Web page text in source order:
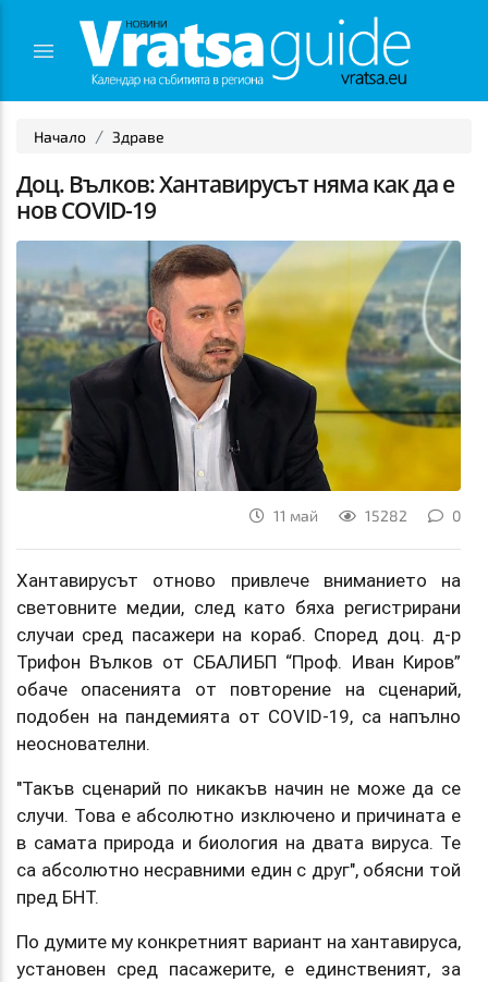
Начало Здраве
Доц. Вълков: Хантавирусът няма как да е
нов COVID-19
11 май 15282 0
Хантавирусът отново привлече вниманието на
световните медии, след като бяха регистрирани
случаи сред пасажери на кораб. Според доц. д-р
Трифон Вълков от СБАЛИБП “Проф. Иван Киров”
обаче опасенията от повторение на сценарий,
подобен на пандемията от COVID-19, са напълно
неоснователни.
"Такъв сценарий по никакъв начин не може да се
случи. Това е абсолютно изключено и причината е
в самата природа и биология на двата вируса. Те
са абсолютно несравними един с друг", обясни той
пред БНТ.
По думите му конкретният вариант на хантавируса,
установен сред пасажерите, е единственият, за